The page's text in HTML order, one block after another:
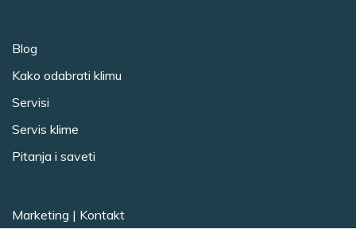
Blog
Kako odabrati klimu
Servisi
Servis klime
Pitanja i saveti
Marketing | Kontakt